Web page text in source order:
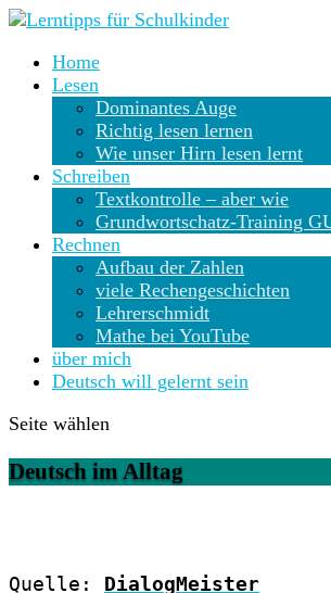
Home
Lesen
Dominantes Auge
Richtig lesen lernen
Wie unser Hirn lesen lernt
Schreiben
Textkontrolle – aber wie
Grundwortschatz-Training
Rechnen
Aufbau der Zahlen
viele Rechengeschichten
Lehrerschmidt
Mathe bei YouTube
über mich
Deutsch will gelernt sein
Seite wählen
Deutsch im Alltag
Quelle: DialogMeister